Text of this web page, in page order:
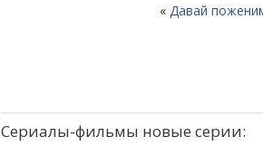
«Давай
Сериалы-фильмы новые серии: